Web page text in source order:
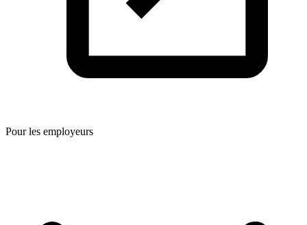
Pour les employeurs